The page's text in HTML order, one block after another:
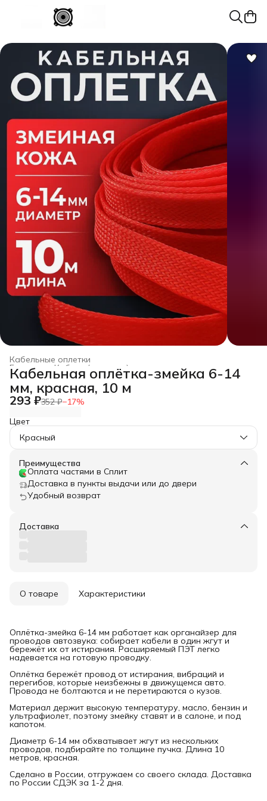
Кабельные оплетки
Кабели (провода) для автозвука из меди
Главная
Кабельная оплётка-змейка 6-14
мм, красная, 10 м
293 ₽352 ₽−17%
Цвет
Красный
Преимущества
Оплата частями в Сплит
Доставка в пункты выдачи или до двери
Удобный возврат
Доставка
О товаре Характеристики
Оплётка-змейка 6-14 мм работает как органайзер для
проводов автозвука: собирает кабели в один жгут и
бережёт их от истирания. Расширяемый ПЭТ легко
надевается на готовую проводку.
Оплётка бережёт провод от истирания, вибраций и
перегибов, которые неизбежны в движущемся авто.
Провода не болтаются и не перетираются о кузов.
Материал держит высокую температуру, масло, бензин и
ультрафиолет, поэтому змейку ставят и в салоне, и под
капотом.
Диаметр 6-14 мм обхватывает жгут из нескольких
проводов, подбирайте по толщине пучка. Длина 10
метров, красная.
Сделано в России, отгружаем со своего склада. Доставка
по России СДЭК за 1-2 дня.